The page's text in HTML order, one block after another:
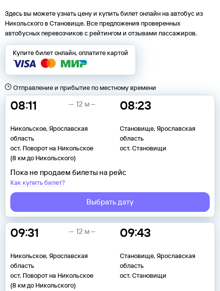
Здесь вы можете узнать цену и купить билет онлайн на автобус из
НикольскоговСтановище. Все предложения проверенных
автобусных перевозчиков с рейтингом и отзывами пассажиров.
Купите билет онлайн, оплатите картой
Отправление и прибытие по местному времени
08:11
Никольское, Ярославская
область
ост. Поворот на Никольское
(8 км до Никольского)
08:23
Становище, Ярославская
область
ост. Становищи
12 м
Пока не продаем билеты на рейс
Как купить билет?
Выбрать дату
09:31
Никольское, Ярославская
область
ост. Поворот на Никольское
(8 км до Никольского)
09:43
Становище, Ярославская
область
ост. Становищи
12 м